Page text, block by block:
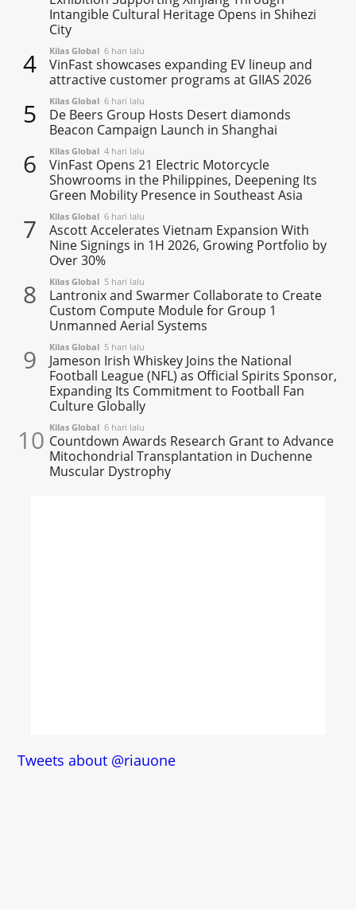
Intangible Cultural Heritage Opens in Shihezi
City
4 Kilas Global 6 hari lalu
VinFast showcases expanding EV lineup and
attractive customer programs at GIIAS 2026
5 Kilas Global 6 hari lalu
De Beers Group Hosts Desert diamonds
Beacon Campaign Launch in Shanghai
6 Kilas Global 4 hari lalu
VinFast Opens 21 Electric Motorcycle
Showrooms in the Philippines, Deepening Its
Green Mobility Presence in Southeast Asia
7 Kilas Global 6 hari lalu
Ascott Accelerates Vietnam Expansion With
Nine Signings in 1H 2026, Growing Portfolio by
Over 30%
8 Kilas Global 5 hari lalu
Lantronix and Swarmer Collaborate to Create
Custom Compute Module for Group 1
Unmanned Aerial Systems
9 Kilas Global 5 hari lalu
Jameson Irish Whiskey Joins the National
Football League (NFL) as Official Spirits Sponsor,
Expanding Its Commitment to Football Fan
Culture Globally
10 Kilas Global 6 hari lalu
Countdown Awards Research Grant to Advance
Mitochondrial Transplantation in Duchenne
Muscular Dystrophy
Tweets about @riauone